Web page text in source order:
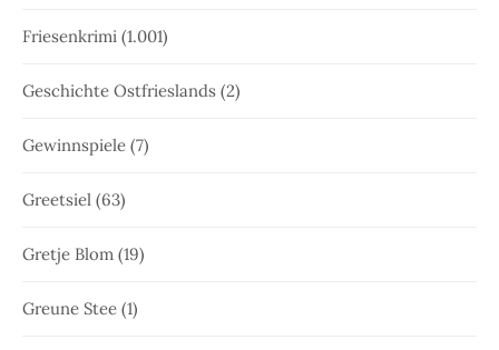
Friesenkrimi (1.001)
Geschichte Ostfrieslands (2)
Gewinnspiele (7)
Greetsiel (63)
Gretje Blom (19)
Greune Stee (1)